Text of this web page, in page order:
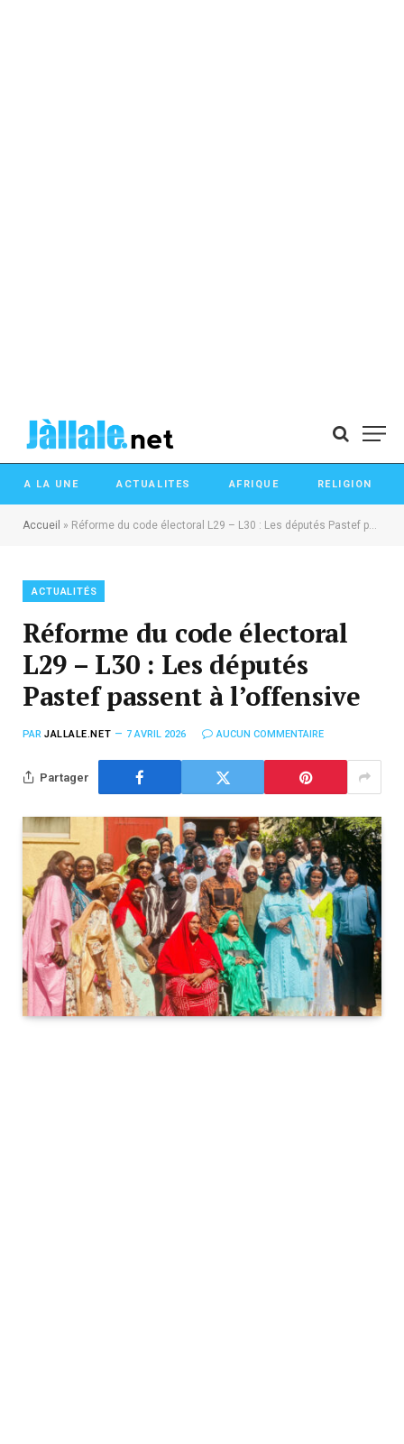
A LA UNE ACTUALITES AFRIQUE RELIGION
Accueil » Réforme du code électoral L29 – L30 : Les députés Pastef passent à l’offensive
ACTUALITÉS
Réforme du code électoral
L29 – L30 : Les députés
Pastef passent à l’offensive
PAR JALLALE.NET 7 AVRIL 2026 AUCUN COMMENTAIRE
Partager